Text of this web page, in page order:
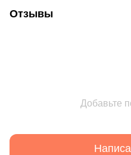
Отзывы
Добавьте